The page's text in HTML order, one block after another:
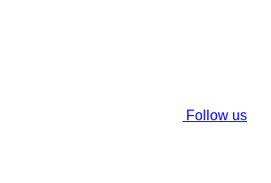
Follow us